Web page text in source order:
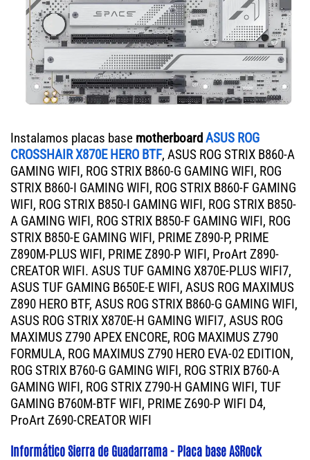
Instalamos placas base motherboardASUS ROG
CROSSHAIR X870E HERO BTF, ASUS ROG STRIX B860-A
GAMING WIFI, ROG STRIX B860-G GAMING WIFI, ROG
STRIX B860-I GAMING WIFI, ROG STRIX B860-F GAMING
WIFI, ROG STRIX B850-I GAMING WIFI, ROG STRIX B850-
A GAMING WIFI, ROG STRIX B850-F GAMING WIFI, ROG
STRIX B850-E GAMING WIFI, PRIME Z890-P, PRIME
Z890M-PLUS WIFI, PRIME Z890-P WIFI, ProArt Z890-
CREATOR WIFI. ASUS TUF GAMING X870E-PLUS WIFI7,
ASUS TUF GAMING B650E-E WIFI, ASUS ROG MAXIMUS
Z890 HERO BTF, ASUS ROG STRIX B860-G GAMING WIFI,
ASUS ROG STRIX X870E-H GAMING WIFI7, ASUS ROG
MAXIMUS Z790 APEX ENCORE, ROG MAXIMUS Z790
FORMULA, ROG MAXIMUS Z790 HERO EVA-02 EDITION,
ROG STRIX B760-G GAMING WIFI, ROG STRIX B760-A
GAMING WIFI, ROG STRIX Z790-H GAMING WIFI, TUF
GAMING B760M-BTF WIFI, PRIME Z690-P WIFI D4,
ProArt Z690-CREATOR WIFI
Informático Sierra de Guadarrama - Placa base ASRock